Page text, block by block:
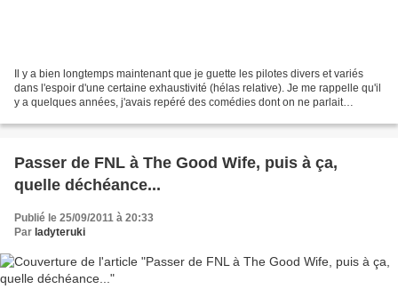
Il y a bien longtemps maintenant que je guette les pilotes divers et variés
dans l'espoir d'une certaine exhaustivité (hélas relative). Je me rappelle qu'il
y a quelques années, j'avais repéré des comédies dont on ne parlait
Passer de FNL à The Good Wife, puis à ça,
quelle déchéance...
Publié le 25/09/2011 à 20:33
Par ladyteruki